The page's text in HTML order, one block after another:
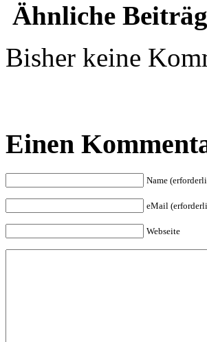
Ähnliche
Bisher keine
Einen
Name
eMail
Webseite